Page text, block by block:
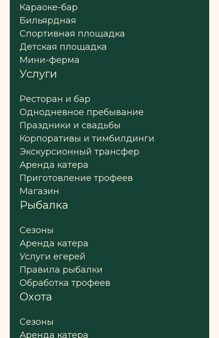
Караоке-бар
Бильярдная
Спортивная площадка
Детская площадка
Мини-ферма
Услуги
Ресторан и бар
Однодневное пребывание
Праздники и свадьбы
Корпоративы и тимбилдинги
Экскурсионный трансфер
Аренда катера
Приготовление трофеев
Магазин
Рыбалка
Сезоны
Аренда катера
Услуги егерей
Правила рыбалки
Обработка трофеев
Охота
Сезоны
Аренда катера